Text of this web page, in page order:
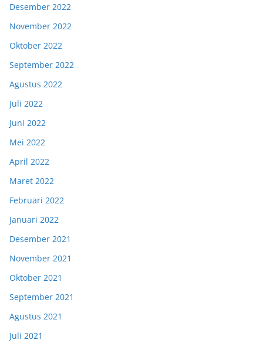
Desember 2022
November 2022
Oktober 2022
September 2022
Agustus 2022
Juli 2022
Juni 2022
Mei 2022
April 2022
Maret 2022
Februari 2022
Januari 2022
Desember 2021
November 2021
Oktober 2021
September 2021
Agustus 2021
Juli 2021